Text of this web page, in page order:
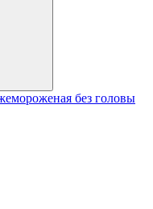
без головы